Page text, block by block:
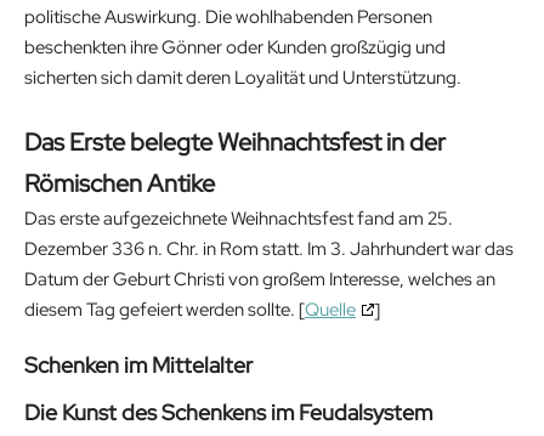
politische Auswirkung. Die wohlhabenden Personen
beschenkten ihre Gönner oder Kunden großzügig und
sicherten sich damit deren Loyalität und Unterstützung.
Das Erste belegte Weihnachtsfest in der
Römischen Antike
Das erste aufgezeichnete Weihnachtsfest fand am 25.
Dezember 336 n. Chr. in Rom statt. Im 3. Jahrhundert war das
Datum der Geburt Christi von großem Interesse, welches an
diesem Tag gefeiert werden sollte. [Quelle ]
Schenken im Mittelalter
Die Kunst des Schenkens im Feudalsystem